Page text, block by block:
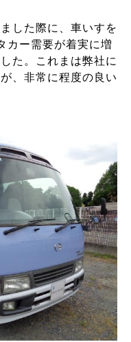
した際に、車いすを
カー需要が着実に増
た。これまは弊社に
、非常に程度の良い